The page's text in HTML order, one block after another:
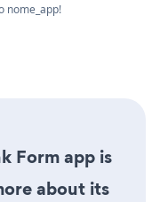
nome_app!
Form app is
about its